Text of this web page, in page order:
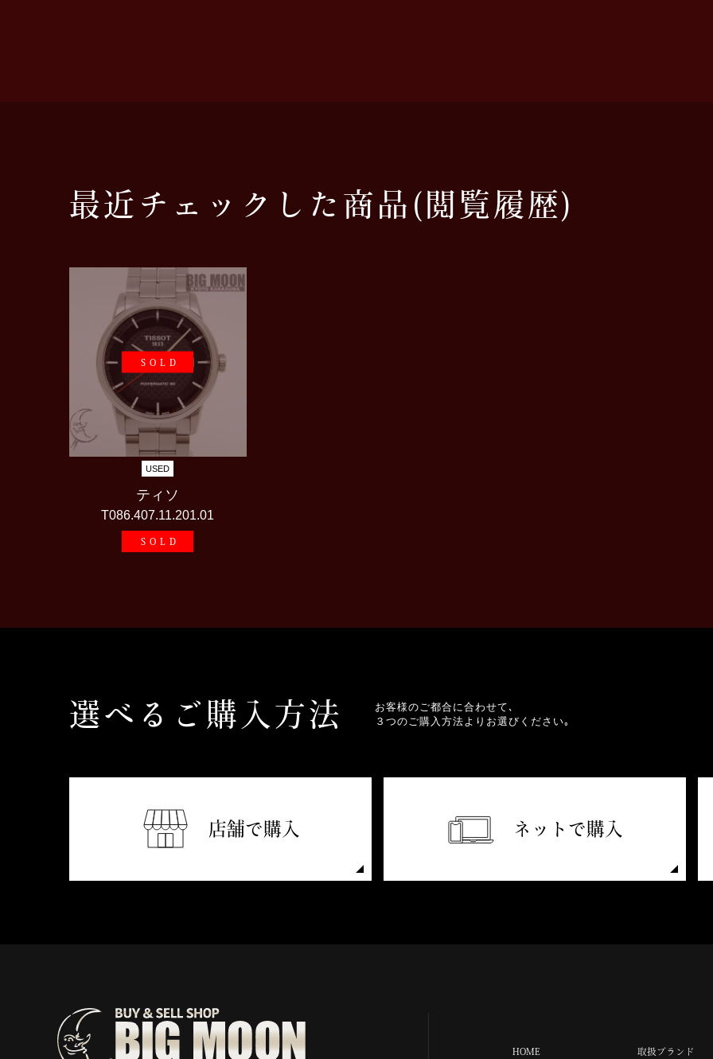
最近チェックした商品 (閲覧履歴)
SOLD
USED
ティソ
T086.407.11.201.01
SOLD
選べるご購入方法
お客様のご都合に合わせて､
３つのご購入方法よりお選びください｡
店舗で購入 ネットで購入
HOME 取扱ブランド